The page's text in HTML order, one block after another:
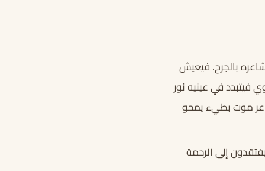
بالجرح. فيعيش
في عينيه نور
موت بطيء يمحو
إلى الرحمة